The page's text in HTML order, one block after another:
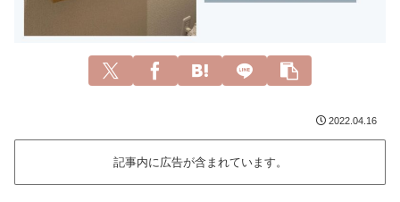
2022.04.16
記事内に広告が含まれています。